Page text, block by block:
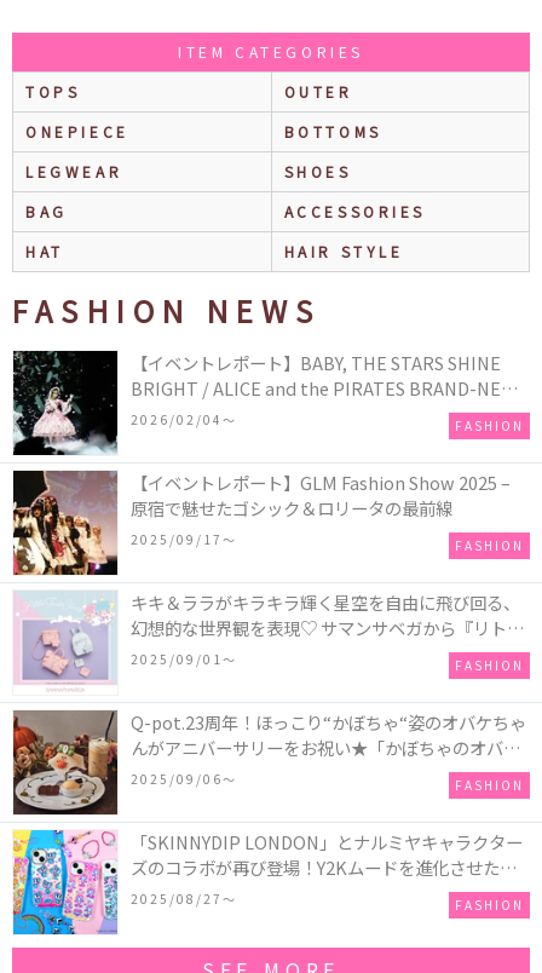
ITEM CATEGORIES
TOPS
OUTER
ONEPIECE
BOTTOMS
LEGWEAR
SHOES
BAG
ACCESSORIES
HAT
HAIR STYLE
FASHION NEWS
【イベントレポート】BABY, THE STARS SHINE
BRIGHT / ALICE and the PIRATES BRAND-NEW
COLLECTION in TOKYO
2026/02/04〜 FASHION
【イベントレポート】GLM Fashion Show 2025 –
原宿で魅せたゴシック＆ロリータの最前線
2025/09/17〜 FASHION
キキ＆ララがキラキラ輝く星空を自由に飛び回る、
幻想的な世界観を表現♡ サマンサベガから『リトル
ツインスターズ』50周年アニバーサリーイヤー』を
2025/09/01〜 FASHION
Q-pot.23周年！ほっこり“かぼちゃ“姿のオバケちゃ
んがアニバーサリーをお祝い★「かぼちゃのオバケ
ーキアクセサリー」が新発売！Q-pot CAFE.では
「かぼちゃのオバケーキプレート」も登場
2025/09/06〜 FASHION
「SKINNYDIP LONDON」とナルミヤキャラクター
ズのコラボが再び登場！Y2Kムードを進化させた新
作コレクションを発売♪
2025/08/27〜 FASHION